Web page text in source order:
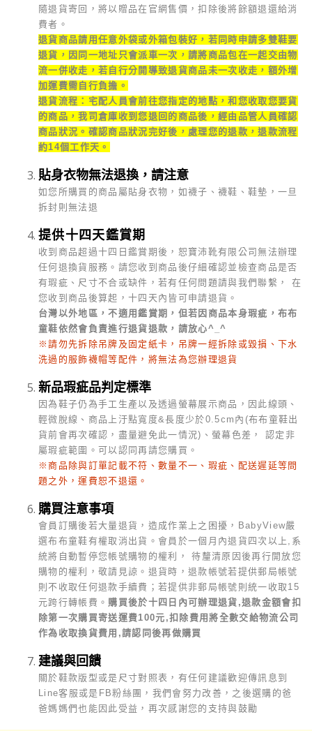
隨退貨寄回，將以贈品在官網售價，扣除後將餘額退還給消
費者。
退貨商品請用任意外袋或外箱包裝好，若同時申請多雙鞋要
退貨，因同一地址只會派車一次，請將商品包在一起交由物
流一併收走，若自行分開導致退貨商品未一次收走，額外增
加運費需自行負擔。
退貨流程：宅配人員會前往您指定的地點，和您收取您要貨
的商品，我司倉庫收到您退回的商品後，經由品管人員確認
商品狀況。確認商品狀況完好後，處理您的退款，退款流程
約14個工作天。
貼身衣物無法退換，請注意
如您所購買的商品屬貼身衣物，如襪子、襪鞋、鞋墊，一旦
拆封則無法退
提供十四天鑑賞期
收到商品超過十四日鑑賞期後，恕寶沛靴有限公司無法辦理
任何退換貨服務。請您收到商品後仔細確認並檢查商品是否
有瑕疵、尺寸不合或缺件，若有任何問題請與我們聯繫， 在
您收到商品後算起，十四天內皆可申請退貨。
台灣以外地區，不適用鑑賞期，但若因商品本身瑕疵，布布
童鞋依然會負責進行退貨退款，請放心^_^
※請勿先拆除吊牌及固定紙卡，吊牌一經拆除或毀損、下水
洗過的服飾襪帽等配件，將無法為您辦理退貨
新品瑕疵品判定標準
因為鞋子仍為手工生產以及透過螢幕展示商品，因此線頭、
輕微脫線、商品上汙點寬度&長度少於0.5cm內(布布童鞋出
貨前會再次確認，盡量避免此一情況)、螢幕色差， 認定非
屬瑕疵範圍。可以認同再請您購買。
※商品除與訂單記載不符、數量不一、瑕疵、配送遲延等問
題之外，運費恕不退還。
購買注意事項
會員訂購後若大量退貨，造成作業上之困擾，BabyView嚴
選布布童鞋有權取消出貨。會員於一個月內退貨四次以上,系
統將自動暫停您帳號購物的權利， 待釐清原因後再行開放您
購物的權利，敬請見諒。 退貨時，退款帳號若提供郵局帳號
則不收取任何退款手續費；若提供非郵局帳號則統一收取15
元跨行轉帳費。 購買後於十四日內可辦理退貨,退款金額會扣
除第一次購買寄送運費100元,扣除費用將全數交給物流公司
作為收取換貨費用,請認同後再做購買
建議與回饋
關於鞋款版型或是尺寸對照表，有任何建議歡迎傳訊息到
Line客服或是FB粉絲團，我們會努力改善，之後選購的爸
爸媽媽們也能因此受益，再次感謝您的支持與鼓勵